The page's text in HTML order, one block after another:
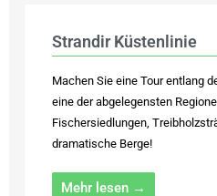
Strandir Küstenlinie
Machen Sie eine Tour entlang
eine der abgelegensten
Fischersiedlungen,
dramatische Berge!
Mehr lesen →